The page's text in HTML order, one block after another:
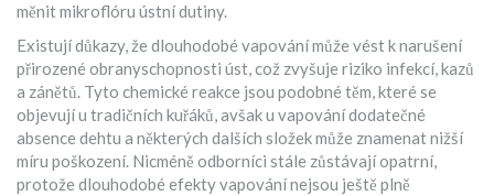
měnit mikroflóru ústní dutiny.
Existují důkazy, že dlouhodobé vapování může vést k narušení
přirozené obranyschopnosti úst, což zvyšuje riziko infekcí, kazů
a zánětů. Tyto chemické reakce jsou podobné těm, které se
objevují u tradičních kuřáků, avšak u vapování dodatečné
absence dehtu a některých dalších složek může znamenat nižší
míru poškození. Nicméně odborníci stále zůstávají opatrní,
protože dlouhodobé efekty vapování nejsou ještě plně